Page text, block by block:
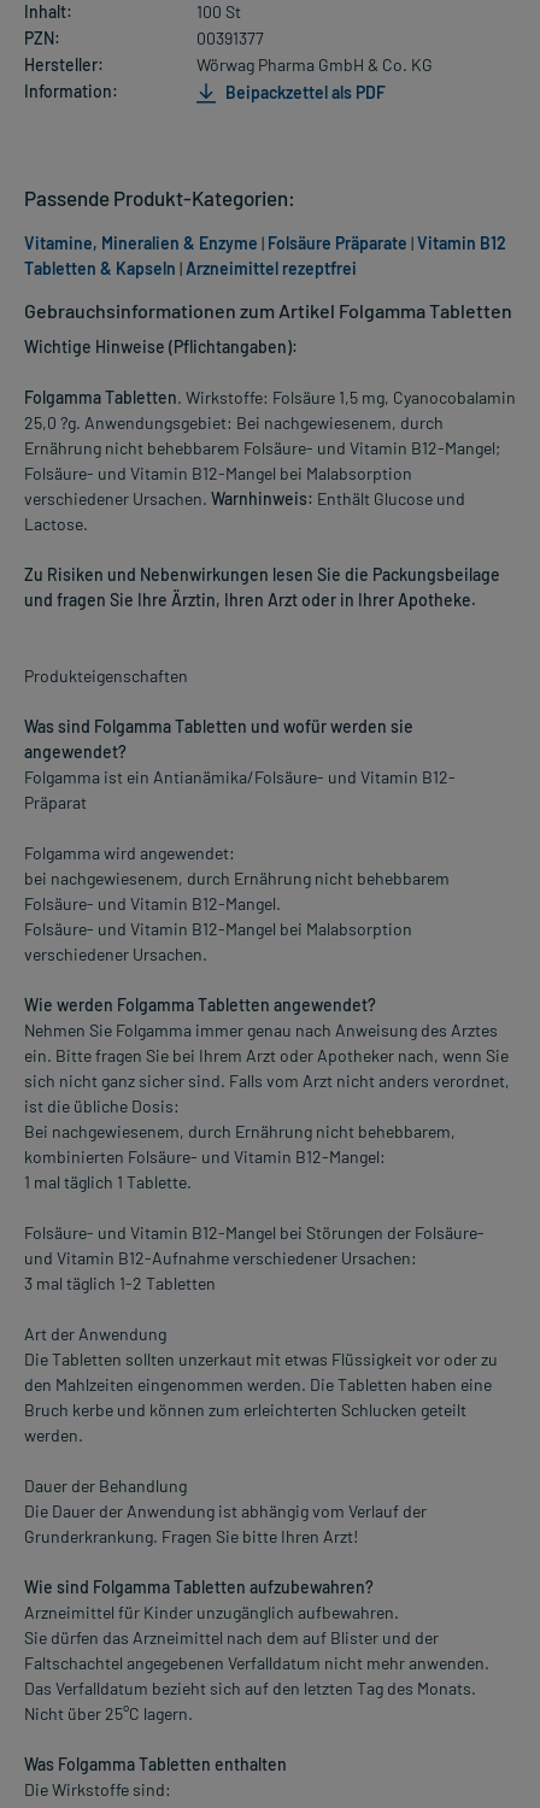
Inhalt:
100 St
PZN:
00391377
Hersteller:
Wörwag Pharma GmbH & Co. KG
Information:
Beipackzettel als PDF
Gebrauchsinformationen zum Artikel Folgamma Tabletten
Wichtige Hinweise (Pflichtangaben):
Folgamma Tabletten. Wirkstoffe: Folsäure 1,5 mg, Cyanocobalamin
25,0 ?g. Anwendungsgebiet: Bei nachgewiesenem, durch
Ernährung nicht behebbarem Folsäure- und Vitamin B12-Mangel;
Folsäure- und Vitamin B12-Mangel bei Malabsorption
verschiedener Ursachen. Warnhinweis: Enthält Glucose und
Lactose.
Zu Risiken und Nebenwirkungen lesen Sie die Packungsbeilage
und fragen Sie Ihre Ärztin, Ihren Arzt oder in Ihrer Apotheke.
Produkteigenschaften
Was sind Folgamma Tabletten und wofür werden sie
angewendet?
Folgamma ist ein Antianämika/Folsäure- und Vitamin B12-
Präparat
Folgamma wird angewendet:
bei nachgewiesenem, durch Ernährung nicht behebbarem
Folsäure- und Vitamin B12-Mangel.
Folsäure- und Vitamin B12-Mangel bei Malabsorption
verschiedener Ursachen.
Wie werden Folgamma Tabletten angewendet?
Nehmen Sie Folgamma immer genau nach Anweisung des Arztes
ein. Bitte fragen Sie bei Ihrem Arzt oder Apotheker nach, wenn Sie
sich nicht ganz sicher sind. Falls vom Arzt nicht anders verordnet,
ist die übliche Dosis:
Bei nachgewiesenem, durch Ernährung nicht behebbarem,
kombinierten Folsäure- und Vitamin B12-Mangel:
1 mal täglich 1 Tablette.
Folsäure- und Vitamin B12-Mangel bei Störungen der Folsäure-
und Vitamin B12-Aufnahme verschiedener Ursachen:
3 mal täglich 1-2 Tabletten
Art der Anwendung
Die Tabletten sollten unzerkaut mit etwas Flüssigkeit vor oder zu
den Mahlzeiten eingenommen werden. Die Tabletten haben eine
Bruch kerbe und können zum erleichterten Schlucken geteilt
werden.
Dauer der Behandlung
Die Dauer der Anwendung ist abhängig vom Verlauf der
Grunderkrankung. Fragen Sie bitte Ihren Arzt!
Wie sind Folgamma Tabletten aufzubewahren?
Arzneimittel für Kinder unzugänglich aufbewahren.
Sie dürfen das Arzneimittel nach dem auf Blister und der
Faltschachtel angegebenen Verfalldatum nicht mehr anwenden.
Das Verfalldatum bezieht sich auf den letzten Tag des Monats.
Nicht über 25°C lagern.
Was Folgamma Tabletten enthalten
Die Wirkstoffe sind:
Passende Produkt-Kategorien:
Vitamine, Mineralien & Enzyme | Folsäure Präparate |Vitamin B12
Tabletten & Kapseln |Arzneimittel rezeptfrei